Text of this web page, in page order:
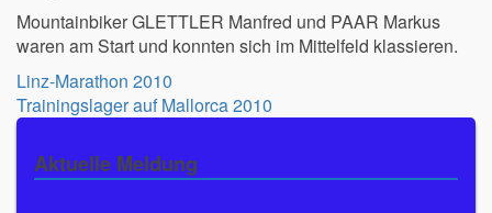
Mountainbiker GLETTLER Manfred und PAAR Markus
waren am Start und konnten sich im Mittelfeld klassieren.
Beitragsnavigation
Linz-Marathon 2010
Trainingslager auf Mallorca 2010
Aktuelle Meldung